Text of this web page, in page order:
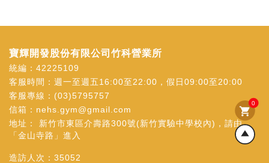
shopping_cart
0
寶輝開發股份有限公司竹科營業所
統編：42225109
客服時間：週一至週五16:00至22:00，假日09:00至20:00
客服專線： (03)5795757
信箱： nehs.gym@gmail.com
地址： 新竹市東區介壽路300號(新竹實驗中學校內)，請由
「金山寺路」進入
造訪人次： 35052